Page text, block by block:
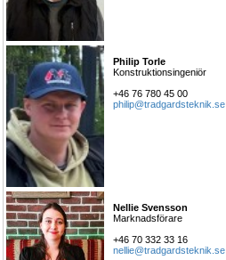
Philip Torle
Konstruktionsingeniör
+46 76 780 45 00
philip@tradgardsteknik.se
Nellie Svensson
Marknadsförare
+46 70 332 33 16
nellie@tradgardsteknik.se